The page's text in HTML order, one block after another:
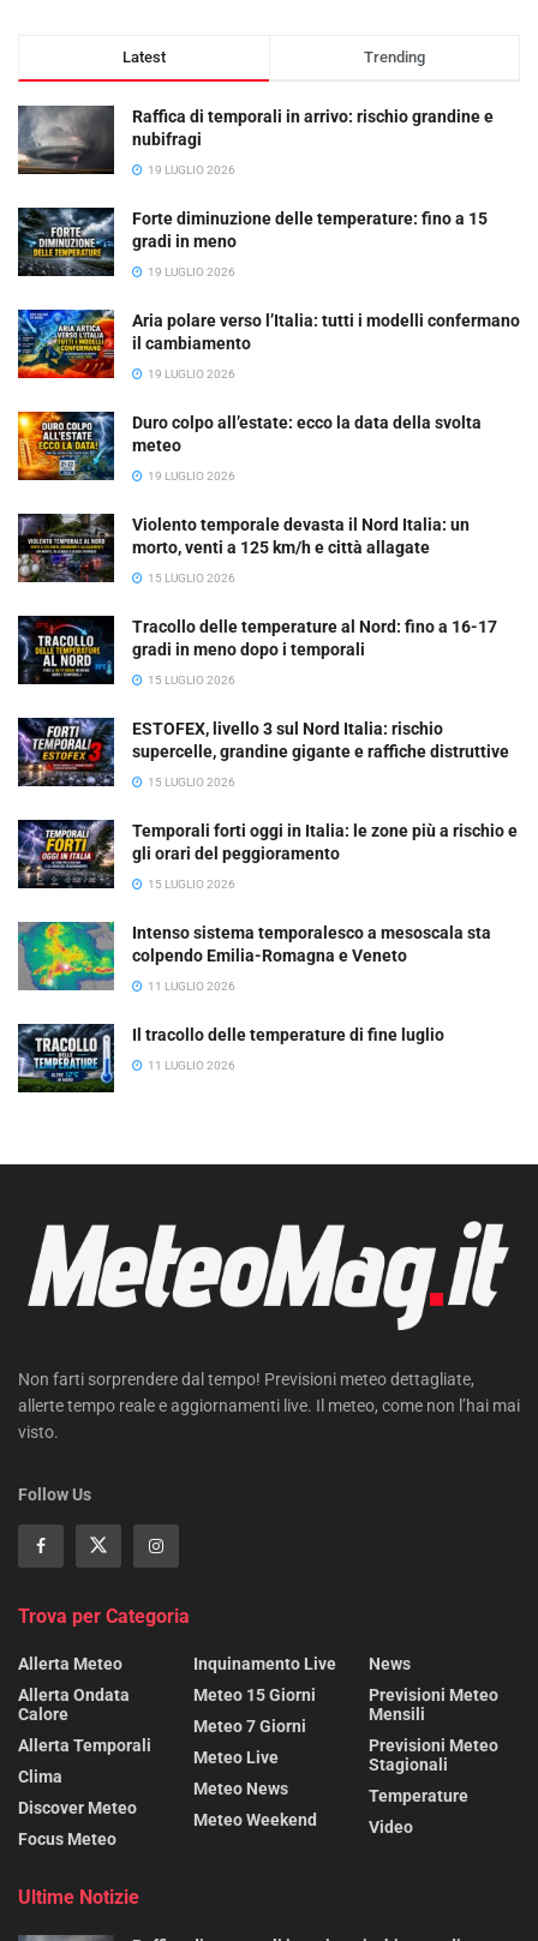
Latest Trending
Raffica di temporali in arrivo: rischio grandine e
nubifragi
19 LUGLIO 2026
Forte diminuzione delle temperature: fino a 15
gradi in meno
19 LUGLIO 2026
Aria polare verso l’Italia: tutti i modelli confermano
il cambiamento
19 LUGLIO 2026
Duro colpo all’estate: ecco la data della svolta
meteo
19 LUGLIO 2026
Violento temporale devasta il Nord Italia: un
morto, venti a 125 km/h e città allagate
15 LUGLIO 2026
Tracollo delle temperature al Nord: fino a 16-17
gradi in meno dopo i temporali
15 LUGLIO 2026
ESTOFEX, livello 3 sul Nord Italia: rischio
supercelle, grandine gigante e raffiche distruttive
15 LUGLIO 2026
Temporali forti oggi in Italia: le zone più a rischio e
gli orari del peggioramento
15 LUGLIO 2026
Intenso sistema temporalesco a mesoscala sta
colpendo Emilia-Romagna e Veneto
11 LUGLIO 2026
Il tracollo delle temperature di fine luglio
11 LUGLIO 2026
Non farti sorprendere dal tempo! Previsioni meteo dettagliate,
allerte tempo reale e aggiornamenti live. Il meteo, come non l’hai mai
visto.
Follow Us
Trova per Categoria
Allerta Meteo
Allerta Ondata
Calore
Allerta Temporali
Clima
Discover Meteo
Focus Meteo
Inquinamento Live
Meteo 15 Giorni
Meteo 7 Giorni
Meteo Live
Meteo News
Meteo Weekend
News
Previsioni Meteo
Mensili
Previsioni Meteo
Stagionali
Temperature
Video
Ultime Notizie